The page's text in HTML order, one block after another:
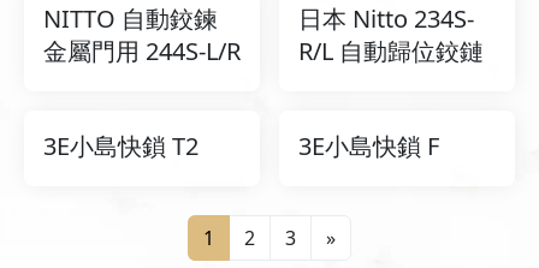
NITTO 自動鉸鍊
金屬門用 244S-L/R
日本 Nitto 234S-
R/L 自動歸位鉸鏈
3E小島快鎖 T2 3E小島快鎖 F
1 2 3 »